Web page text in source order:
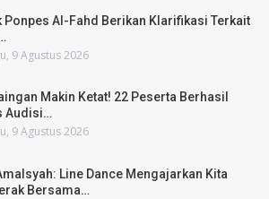
Ponpes Al-Fahd Berikan Klarifikasi Terkait
9 Agustus 2026
Makin Ketat! 22 Peserta Berhasil
Audisi…
9 Agustus 2026
Line Dance Mengajarkan Kita
Bersama…